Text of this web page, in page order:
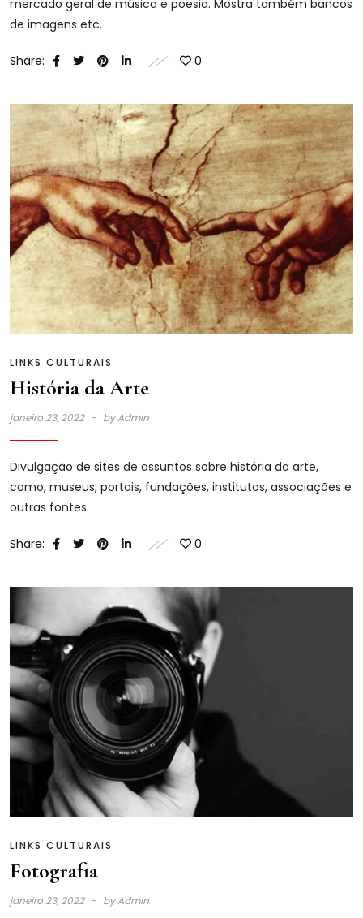
mercado geral de música e poesia. Mostra também bancos
de imagens etc.
Share: 0
LINKS CULTURAIS
História da Arte
janeiro 23, 2022 byAdmin
Divulgação de sites de assuntos sobre história da arte,
como, museus, portais, fundações, institutos, associações e
outras fontes.
Share: 0
LINKS CULTURAIS
Fotografia
janeiro 23, 2022 byAdmin